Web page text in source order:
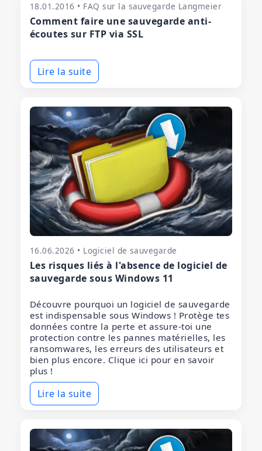
18.01.2016 • FAQ sur la sauvegarde Langmeier
Comment faire une sauvegarde anti-
écoutes sur FTP via SSL
Lire la suite
16.06.2026 • Logiciel de sauvegarde
Les risques liés à l'absence de logiciel de
sauvegarde sous Windows 11
Découvre pourquoi un logiciel de sauvegarde
est indispensable sous Windows ! Protège tes
données contre la perte et assure-toi une
protection contre les pannes matérielles, les
ransomwares, les erreurs des utilisateurs et
bien plus encore. Clique ici pour en savoir
plus !
Lire la suite